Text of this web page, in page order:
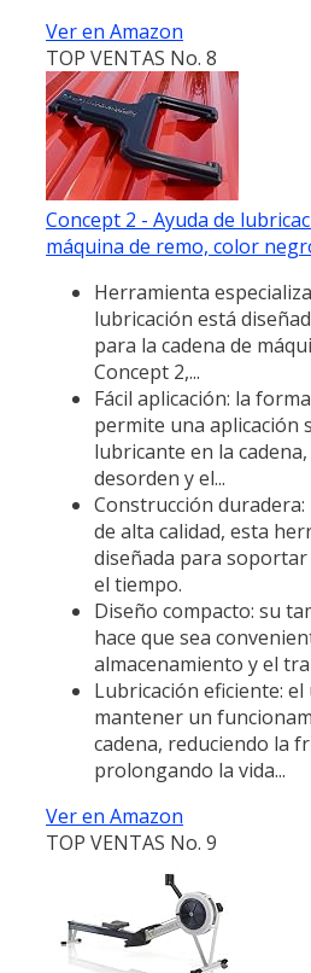
Ver en Amazon
TOP VENTAS No. 8
Concept 2 - Ayuda de
máquina de remo, color
Herramienta
lubricación está
para la cadena de
Concept 2,...
Fácil aplicación: la
permite una aplicación
lubricante en la
desorden y el...
Construcción
de alta calidad, esta
diseñada para
el tiempo.
Diseño compacto: su
hace que sea
almacenamiento y el
Lubricación eficiente:
mantener un
cadena, reduciendo la
prolongando la vida...
Ver en Amazon
TOP VENTAS No. 9